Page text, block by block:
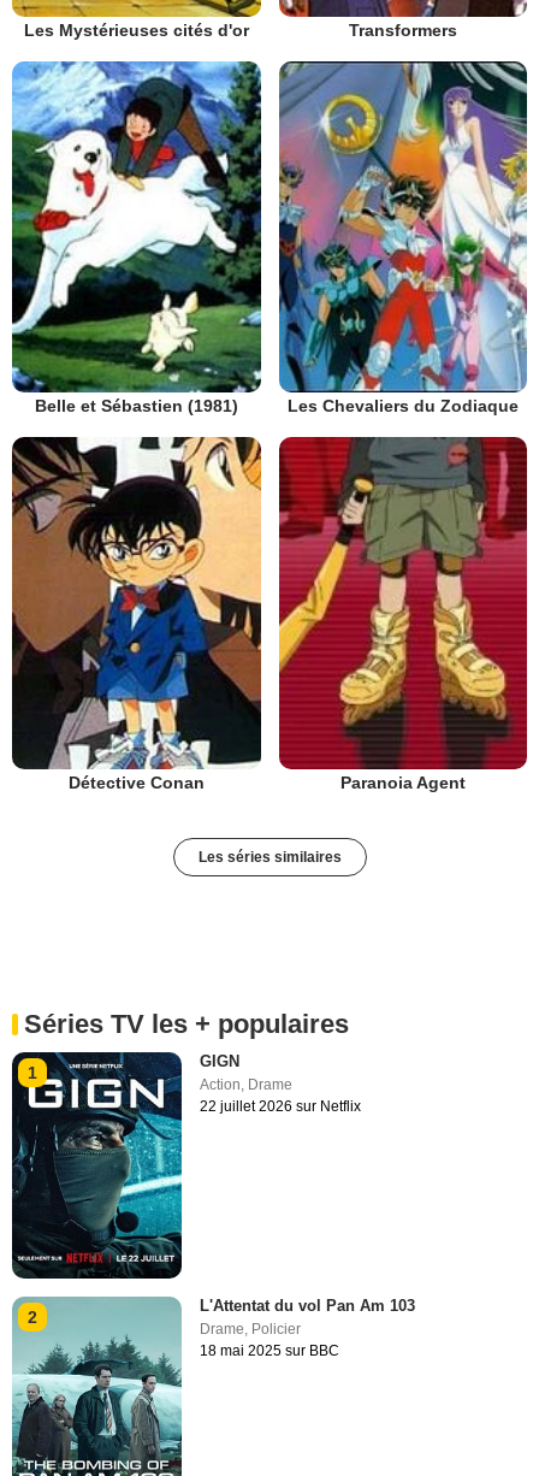
Les Mystérieuses cités d'or Transformers
Belle et Sébastien (1981) Les Chevaliers du Zodiaque
Détective Conan Paranoia Agent
Les séries similaires
Séries TV les + populaires
1
GIGN
Action Drame
22 juillet 2026 sur Netflix
2
L'Attentat du vol Pan Am 103
Drame, Policier
18 mai 2025 sur BBC